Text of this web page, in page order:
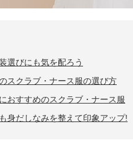
選びにも気を配ろう
スクラブ・ナース服の選び方
おすすめのスクラブ・ナース服
身だしなみを整えて印象アップ!